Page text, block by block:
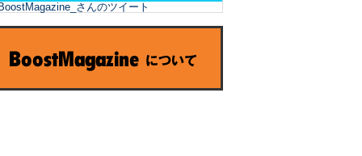
さんのツイート